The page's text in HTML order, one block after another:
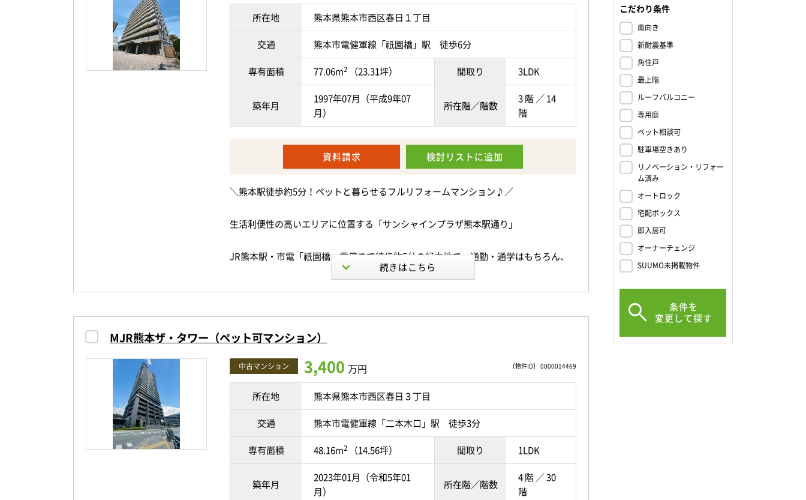
鼻咽喉科まで414ｍ ・中山歯科医院まで415ｍ ・中根歯科医院まで441ｍ
・セブンイレブン 上熊本2丁目店まで183ｍ ・ファミリーマート 熊本段山本町店
まで448ｍ ・セブンイレブン 熊本花園1丁目店まで458ｍ ・ファミリーマート
上熊本2丁目店まで521ｍ ・ローソン 上熊本一丁目店まで604ｍ ・ローソン 熊
本医療センター店まで757ｍ ・セブンイレブン 熊本新町3丁目店まで777ｍ ・
ファミリーマート 熊本古城町店まで839ｍ ・セブンイレブン 熊本京町店まで894
ｍ ・ローソン 熊本新町三丁目店まで932ｍ ・イワサキ・エース 上熊本店まで4
05ｍ ・マックスバリュ 内坪井店まで679ｍ ・あいあいまで700ｍ ・ゆめマ
ス 花園店まで968ｍ
<実際に歩いた時の距離とは異なる場合がございますので、予めご了承ください。>
所在地 熊本県熊本市西区春日１丁目
交通 熊本市電健軍線「祇園橋」駅 徒歩6分
専有面積 77.06m2 （23.31坪） 間取り 3LDK
築年月
1997年07月（平成9年07
月）
所在階／階数
3 階 ／ 14
階
資料請求 検討リストに追加
＼熊本駅徒歩約5分！ペットと暮らせるフルリフォームマンション♪／
生活利便性の高いエリアに位置する「サンシャインプラザ熊本駅通り」
JR熊本駅・市電「祇園橋」電停まで徒歩約5分の好立地で、通勤・通学はもちろん、
お買い物やお出かけにも便利な住環境です。
パナソニック製設備を採用し、キッチン・浴室・洗面室・トイレなどの水回りを新規
床・壁・天井も一新され、新生活を気持ちよくスタートできる住まいへと生まれ変わ
りました♪
専有面積77.06㎡のゆとりある3LDK。
約16.7帖のLDKは家具配置もしやすく、ご家族みんなでゆったりとくつろげる広さで
MJR熊本ザ・タワー（ペット可マンション）
〔物件ID〕 0000014469
中古マンション 3,400 万円
所在地 熊本県熊本市西区春日３丁目
交通 熊本市電健軍線「二本木口」駅 徒歩3分
専有面積 48.16m2 （14.56坪） 間取り 1LDK
築年月
2023年01月（令和5年01
月）
所在階／階数
4 階 ／ 30
階
こだわり条件
南向き
新耐震基準
角住戸
最上階
ルーフバルコニー
専用庭
ペット相談可
駐車場空きあり
リノベーション・リフォー
ム済み
オートロック
宅配ボックス
即入居可
オーナーチェンジ
SUUMO未掲載物件
条件を
変更して探す